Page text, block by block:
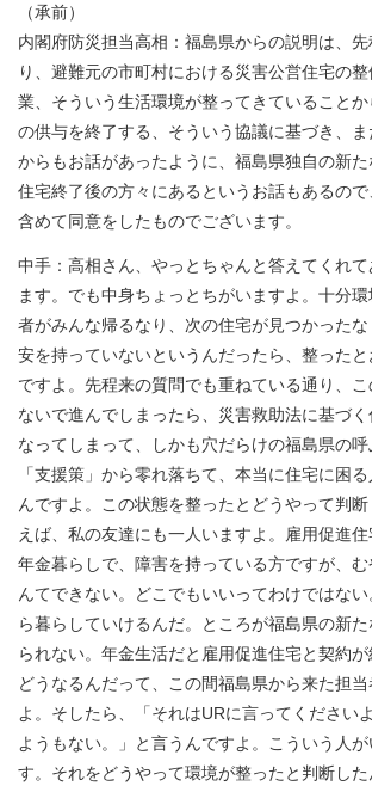
（承前）
内閣府防災担当高相：福島県からの説明は、
り、避難元の市町村における災害公営住宅の
業、そういう生活環境が整ってきていること
の供与を終了する、そういう協議に基づき、
からもお話があったように、福島県独自の新
住宅終了後の方々にあるというお話もあるの
含めて同意をしたものでございます。
中手：高相さん、やっとちゃんと答えてくれ
ます。でも中身ちょっとちがいますよ。十分
者がみんな帰るなり、次の住宅が見つかった
安を持っていないというんだったら、整った
ですよ。先程来の質問でも重ねている通り、
ないで進んでしまったら、災害救助法に基づく
なってしまって、しかも穴だらけの福島県の
「支援策」から零れ落ちて、本当に住宅に困
んですよ。この状態を整ったとどうやって判
えば、私の友達にも一人いますよ。雇用促進住
年金暮らしで、障害を持っている方ですが、
んてできない。どこでもいいってわけではな
ら暮らしていけるんだ。ところが福島県の新
られない。年金生活だと雇用促進住宅と契約が
どうなるんだって、この間福島県から来た担
よ。そしたら、「それはURに言ってください
ようもない。」と言うんですよ。こういう人
す。それをどうやって環境が整ったと判断し